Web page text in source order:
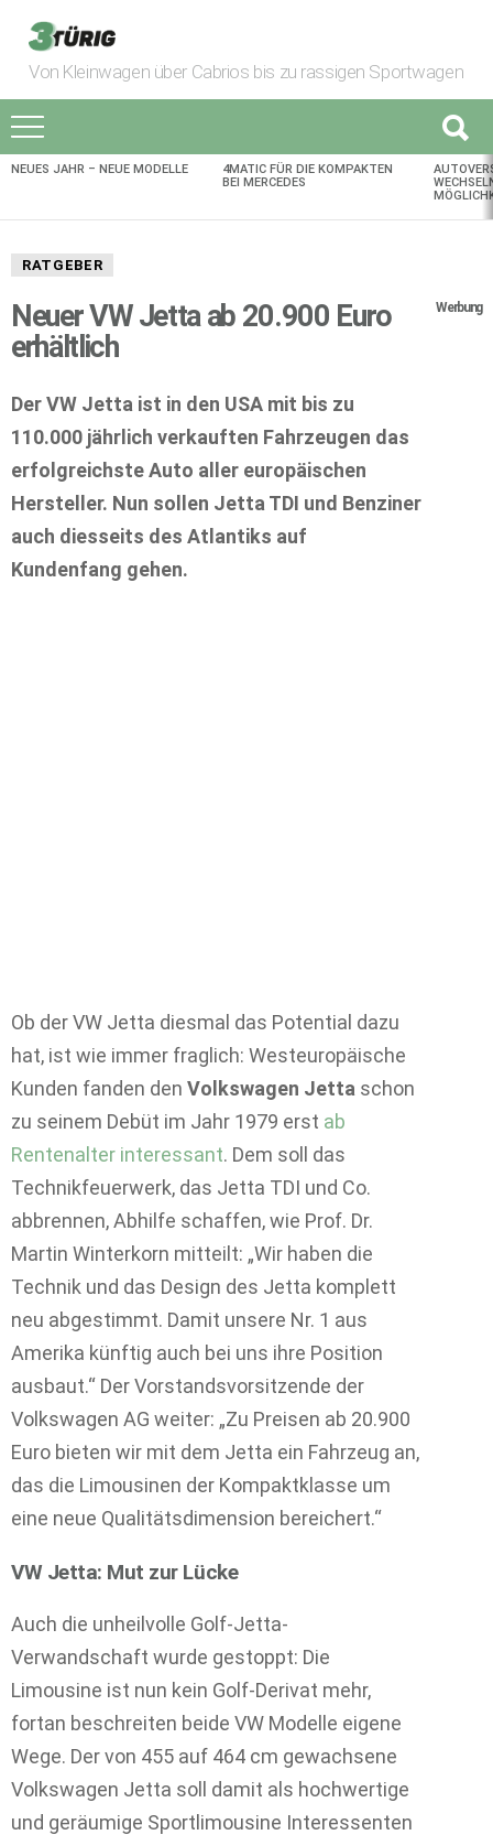
Von Kleinwagen über Cabrios bis zu rassigen Sportwagen
AKTUELLES
NEUES JAHR – NEUE MODELLE
4MATIC FÜR DIE KOMPAKTEN
BEI MERCEDES
RATGEBER
Neuer VW Jetta ab 20.900 Euro
erhältlich
Werbung
Der VW Jetta ist in den USA mit bis zu
110.000 jährlich verkauften Fahrzeugen das
erfolgreichste Auto aller europäischen
Hersteller. Nun sollen Jetta TDI und Benziner
auch diesseits des Atlantiks auf
Kundenfang gehen.
Ob der VW Jetta diesmal das Potential dazu
hat, ist wie immer fraglich: Westeuropäische
Kunden fanden den Volkswagen Jetta schon
zu seinem Debüt im Jahr 1979 erst ab
Rentenalter interessant. Dem soll das
Technikfeuerwerk, das Jetta TDI und Co.
abbrennen, Abhilfe schaffen, wie Prof. Dr.
Martin Winterkorn mitteilt: „Wir haben die
Technik und das Design des Jetta komplett
neu abgestimmt. Damit unsere Nr. 1 aus
Amerika künftig auch bei uns ihre Position
ausbaut.“ Der Vorstandsvorsitzende der
Volkswagen AG weiter: „Zu Preisen ab 20.900
Euro bieten wir mit dem Jetta ein Fahrzeug an,
das die Limousinen der Kompaktklasse um
eine neue Qualitätsdimension bereichert.“
VW Jetta: Mut zur Lücke
Auch die unheilvolle Golf-Jetta-
Verwandschaft wurde gestoppt: Die
Limousine ist nun kein Golf-Derivat mehr,
fortan beschreiten beide VW Modelle eigene
Wege. Der von 455 auf 464 cm gewachsene
Volkswagen Jetta soll damit als hochwertige
und geräumige Sportlimousine Interessenten